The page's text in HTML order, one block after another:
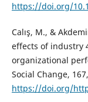
https://doi.org/
Calış, M., &
effects of industry
organizational
Social Change,
https://doi.org/